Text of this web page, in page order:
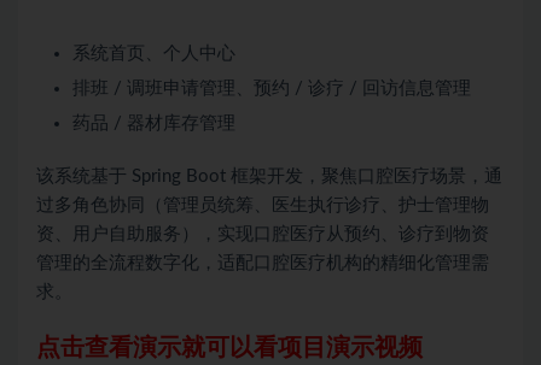
系统首页、个人中心
排班 / 调班申请管理、预约 / 诊疗 / 回访信息管理
药品 / 器材库存管理
该系统基于 Spring Boot 框架开发，聚焦口腔医疗场景，通
过多角色协同（管理员统筹、医生执行诊疗、护士管理物
资、用户自助服务），实现口腔医疗从预约、诊疗到物资
管理的全流程数字化，适配口腔医疗机构的精细化管理需
求。
点击查看演示就可以看项目演示视频